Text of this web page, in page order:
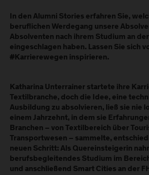
In den Alumni Stories erfahren Sie,
beruflichen Werdegang unsere
Absolventen nach ihrem Studium an
eingeschlagen haben. Lassen Sie sich
#Karrierewegen inspirieren.
Katharina Unterrainer startete ihre
Textilbranche, doch die Idee, eine
Ausbildung zu absolvieren, ließ sie nie
einem Jahrzehnt, in dem sie
Branchen – von Textilbereich über
Transportwesen – sammelte,
neuen Schritt: Als Quereinsteigerin
berufsbegleitendes Studium im
und anschließend Smart Cities an der